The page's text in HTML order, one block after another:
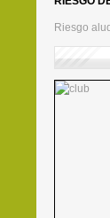
Riesgo